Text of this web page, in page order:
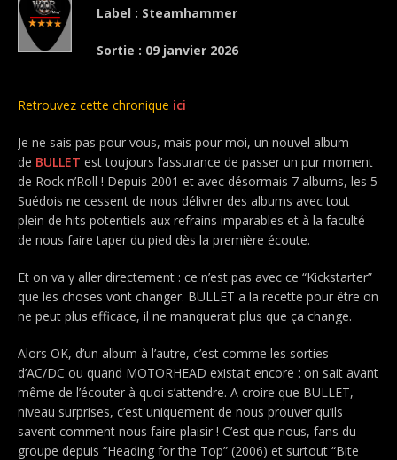
Label : Steamhammer
Sortie : 09 janvier 2026
Retrouvez cette chronique ici
Je ne sais pas pour vous, mais pour moi, un nouvel album
de BULLET est toujours l’assurance de passer un pur moment
de Rock n’Roll ! Depuis 2001 et avec désormais 7 albums, les 5
Suédois ne cessent de nous délivrer des albums avec tout
plein de hits potentiels aux refrains imparables et à la faculté
de nous faire taper du pied dès la première écoute.
Et on va y aller directement : ce n’est pas avec ce “Kickstarter”
que les choses vont changer. BULLET a la recette pour être on
ne peut plus efficace, il ne manquerait plus que ça change.
Alors OK, d’un album à l’autre, c’est comme les sorties
d’AC/DC ou quand MOTORHEAD existait encore : on sait avant
même de l’écouter à quoi s’attendre. A croire que BULLET,
niveau surprises, c’est uniquement de nous prouver qu’ils
savent comment nous faire plaisir ! C’est que nous, fans du
groupe depuis “Heading for the Top” (2006) et surtout “Bite